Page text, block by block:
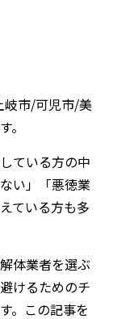
岐市/可児市/美
。
ている方の中
い」「悪徳業
ている方も多
体業者を選ぶ
けるためのチ
。この記事を